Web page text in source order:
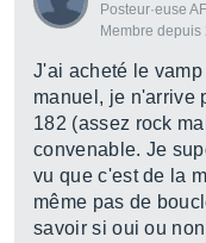
Posteur·euse
Membre depuis
J'ai acheté le
manuel, je n'arrive
182 (assez rock
convenable. Je
vu que c'est de la
même pas de
savoir si oui ou